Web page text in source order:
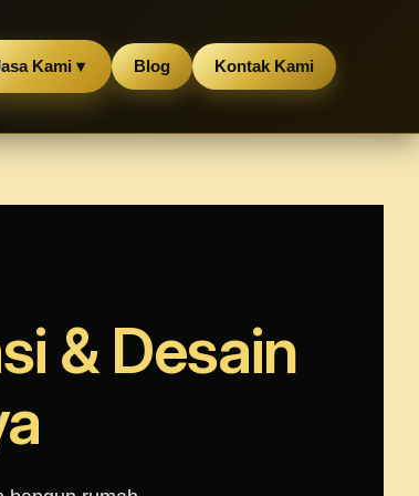
Kami ▾ Blog Kontak Kami
& Desain